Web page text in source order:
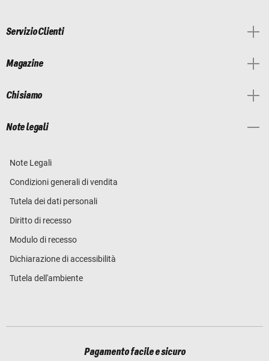
Servizio Clienti
Magazine
Chi siamo
Note legali
Note Legali
Condizioni generali di vendita
Tutela dei dati personali
Diritto di recesso
Modulo di recesso
Dichiarazione di accessibilità
Tutela dell'ambiente
Pagamento facile e sicuro